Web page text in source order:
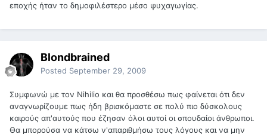
εποχής ήταν το δημοφιλέστερο μέσο ψυχαγωγίας.
Blondbrained
Posted September 29, 2009
Συμφωνώ με τον Nihilio και θα προσθέσω πως φαίνεται ότι δεν
αναγνωρίζουμε πως ήδη βρισκόμαστε σε πολύ πιο δύσκολους
καιρούς απ'αυτούς που έζησαν όλοι αυτοί οι σπουδαίοι άνθρωποι.
Θα μπορούσα να κάτσω ν'απαριθμήσω τους λόγους και να μην